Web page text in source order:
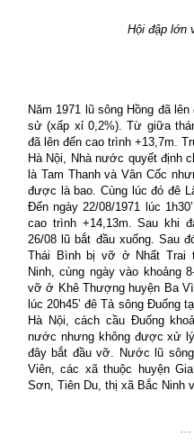
Hội đập lớn
Năm 1971 lũ sông Hồng đã
sử (xấp xỉ 0,2%). Từ giữa
đã lên đến cao trình +13,7m.
Hà Nội, Nhà nước quyết định
là Tam Thanh và Vân Cốc
được là bao. Cùng lúc đó đê
Đến ngày 22/08/1971 lúc
cao trình +14,13m. Sau khi
26/08 lũ bắt đầu xuống. Sau
Thái Bình bị vỡ ở Nhất Trai
Ninh, cùng ngày vào khoảng
vỡ ở Khê Thượng huyện Ba
lúc 20h45’ đê Tả sông Đuống
Hà Nội, cách cầu Đuống
nước nhưng không được xử
đây bắt đầu vỡ. Nước lũ
Viên, các xã thuộc huyện
Sơn, Tiên Du, thị xã Bắc Ninh